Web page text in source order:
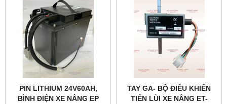
PIN LITHIUM 24V60AH,
BÌNH ĐIỆN XE NÂNG EP
TAY GA- BỘ ĐIỀU KHIỂN
TIẾN LÙI XE NÂNG ET-